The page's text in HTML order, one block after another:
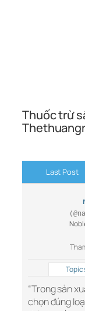
Thuốc trừ
Last Post
“Trong sản
chọn đúng